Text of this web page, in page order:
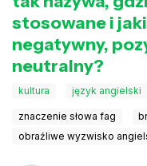
stosowane i
negatywny,
neutralny?
kultura język angielski
znaczenie słowa fag
obraźliwe wyzwisko